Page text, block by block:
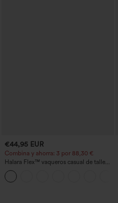
€44,95 EUR
Combina y ahorra: 3 por 88,30 €
Halara Flex™ vaqueros casual de talle
alto con bolsillos, estilo baggy de pierna
ancha, efecto lavado